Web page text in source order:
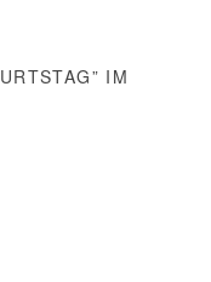
IM